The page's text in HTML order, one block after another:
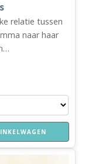
relatie tussen
naar haar